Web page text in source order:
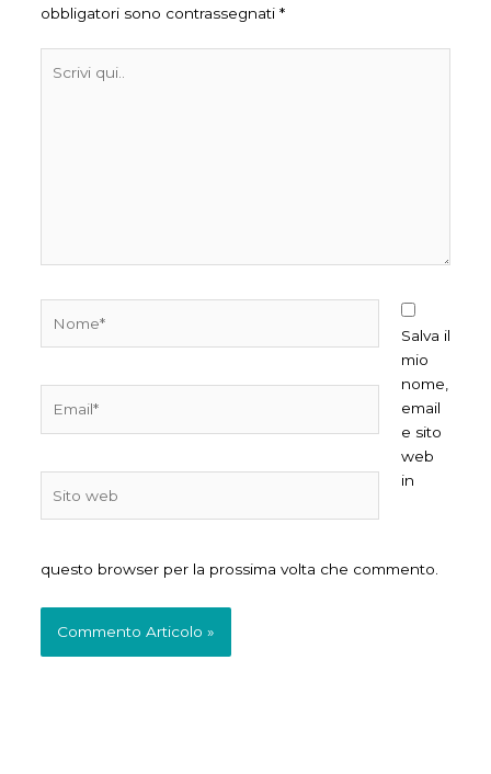
obbligatori sono contrassegnati *
qui..
web
Salva il
mio
nome,
email
e sito
web
in
questo browser per la prossima volta che commento.